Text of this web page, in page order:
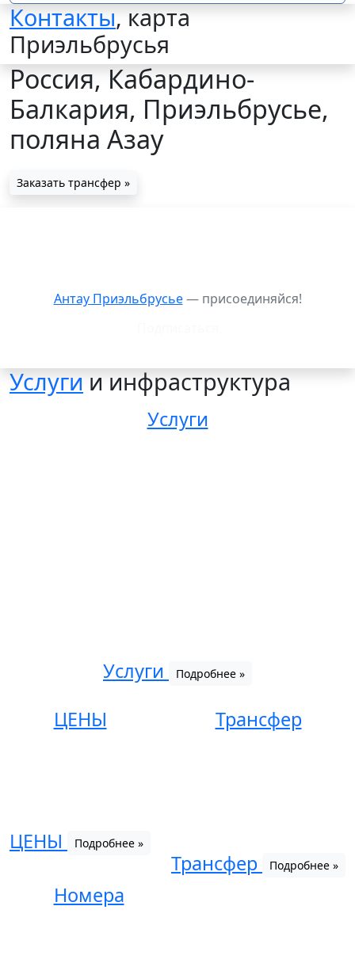
Контакты, карта
Приэльбрусья
Россия, Кабардино-
Балкария, Приэльбрусье,
поляна Азау
Заказать трансфер »
Антау Приэльбрусье — присоединяйся!
Услугии инфраструктура
Услуги
Услуги Подробнее »
ЦЕНЫ
ЦЕНЫ Подробнее »
Трансфер
Трансфер Подробнее »
Номера